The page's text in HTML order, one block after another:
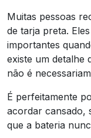
Muitas pessoas
de tarja preta.
importantes
existe um detalhe
não é
É perfeitamente
acordar cansado,
que a bateria